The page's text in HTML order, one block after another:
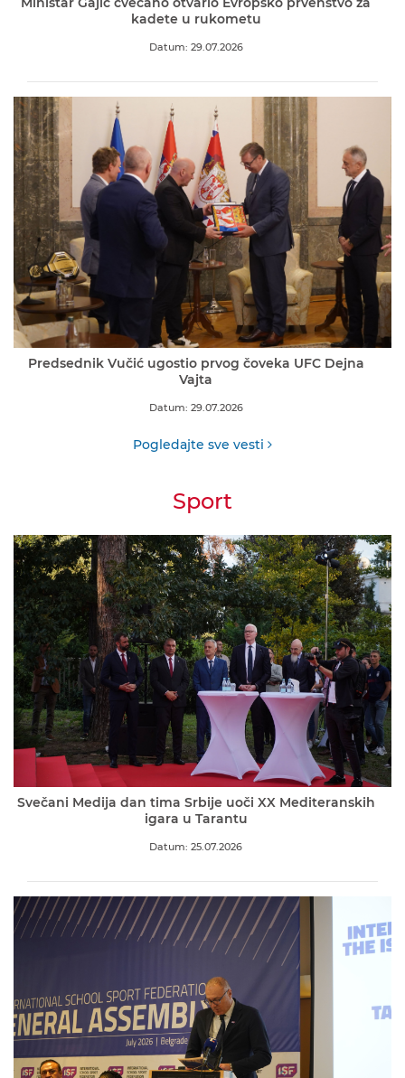
kadete u rukometu
Datum: 29.07.2026
Predsednik Vučić ugostio prvog čoveka UFC Dejna
Vajta
Datum: 29.07.2026
Pogledajte sve vesti
Sport
Svečani Medija dan tima Srbije uoči XX Mediteranskih
igara u Tarantu
Datum: 25.07.2026